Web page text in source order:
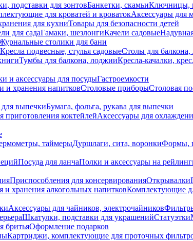
подставки для зонтовБанкетки, скамьиКлючницы,
для кроватей и кроватокАксессуары для
для кухниТовары для безопасности детей
для садаГамаки, шезлонгиКачели садовые
столики для бани
Кресла подвесные, стулья садовыеСтолы для
Тумбы для балкона, лоджииКресла-качалки,
и аксессуары для посудыГастроемкости
и хранения напитковСтоловые приборыСтоловая
выпечкиБумага, фольга, рукава для выпечки
приготовления коктейлейАксессуары для
таймерыДуршлаги, сита, воронкиФормы,
Посуда для ланчаПолки и аксессуары на
Приспособления для консервированияОткрывалки
и хранения алкогольных напитковКомплектующие
Аксессуары для чайников, электрочайников
Шкатулки, подставки для украшенийСтатуэтки
бритьяОформление подарков
Картриджи, комплектующие для проточных